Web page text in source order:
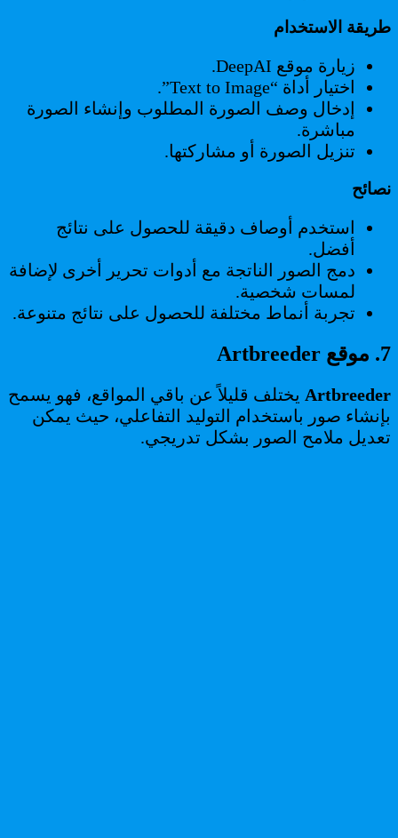
طريقة الاستخدام
زيارة موقع DeepAI.
اختيار أداة “Text to Image”.
إدخال وصف الصورة المطلوب وإنشاء الصورة
مباشرة.
تنزيل الصورة أو مشاركتها.
نصائح
استخدم أوصاف دقيقة للحصول على نتائج
أفضل.
دمج الصور الناتجة مع أدوات تحرير أخرى لإضافة
لمسات شخصية.
تجربة أنماط مختلفة للحصول على نتائج متنوعة.
7. موقع Artbreeder
Artbreeder يختلف قليلاً عن باقي المواقع، فهو يسمح
بإنشاء صور باستخدام التوليد التفاعلي، حيث يمكن
تعديل ملامح الصور بشكل تدريجي.